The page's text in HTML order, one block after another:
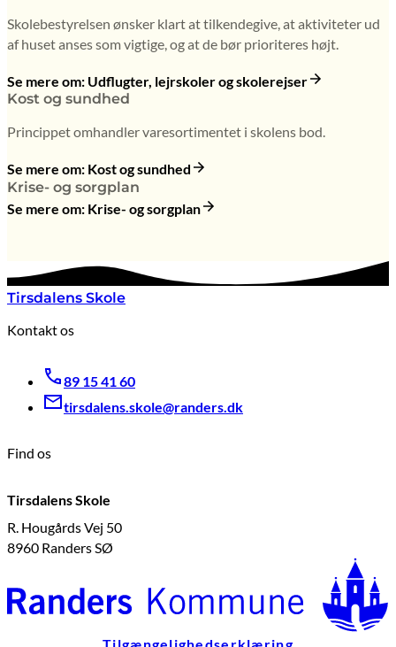
Skolebestyrelsen ønsker klart at tilkendegive, at aktiviteter ud
af huset anses som vigtige, og at de bør prioriteres højt.
Se mere om: Udflugter, lejrskoler og skolerejser
Kost og sundhed
Princippet omhandler varesortimentet i skolens bod.
Se mere om: Kost og sundhed
Krise- og sorgplan
Se mere om: Krise- og sorgplan
Tirsdalens Skole
Kontakt os
89 15 41 60
tirsdalens.skole@randers.dk
Find os
Tirsdalens Skole
R. Hougårds Vej 50
8960 Randers SØ